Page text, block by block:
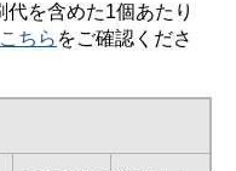
を含めた1個あたり
こちら をご確認くださ